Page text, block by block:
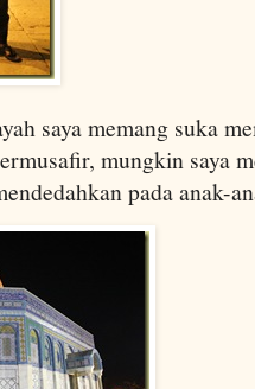
saya memang suka
mungkin saya
pada anak-